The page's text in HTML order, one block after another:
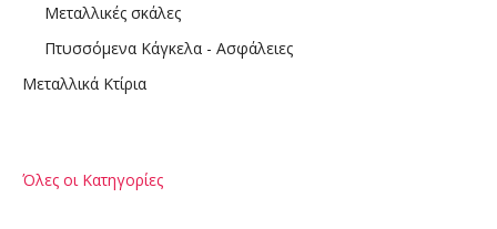
Μεταλλικές σκάλες
Πτυσσόμενα Κάγκελα - Ασφάλειες
Μεταλλικά Κτίρια
Όλες οι Κατηγορίες